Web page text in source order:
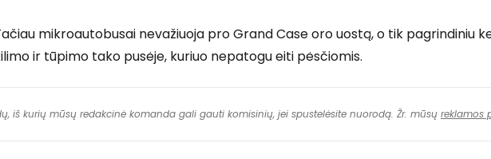
mikroautobusai nevažiuoja pro Grand Case oro uostą, o tik pagrindiniu
ir tūpimo tako pusėje, kuriuo nepatogu eiti pėsčiomis.
iš kurių mūsų redakcinė komanda gali gauti komisinių, jei spustelėsite nuorodą. Žr. mūsų reklamos